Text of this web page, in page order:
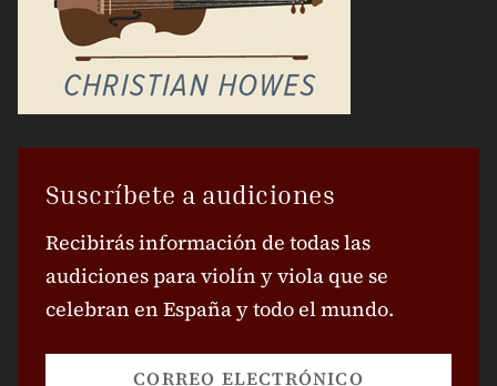
Suscríbete a audiciones
Recibirás información de todas las
audiciones para violín y viola que se
celebran en España y todo el mundo.